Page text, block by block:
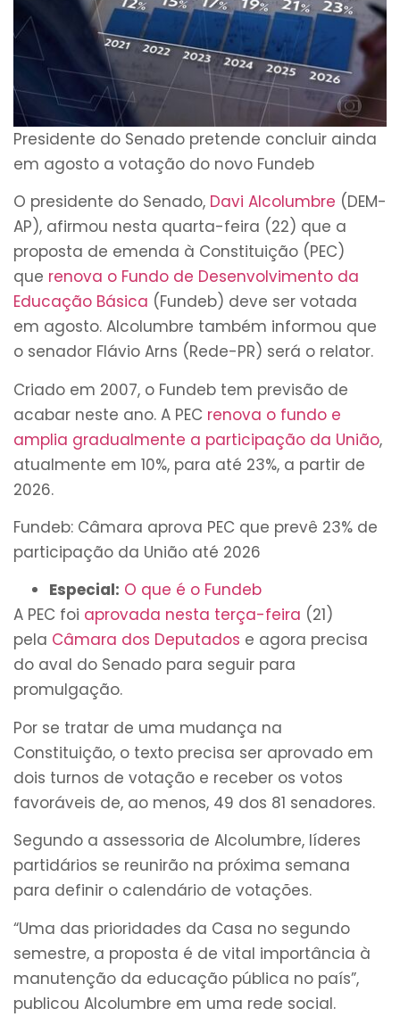
Presidente do Senado pretende concluir ainda
em agosto a votação do novo Fundeb
O presidente do Senado, Davi Alcolumbre (DEM-
AP), afirmou nesta quarta-feira (22) que a
proposta de emenda à Constituição (PEC)
que renova o Fundo de Desenvolvimento da
Educação Básica (Fundeb) deve ser votada
em agosto. Alcolumbre também informou que
o senador Flávio Arns (Rede-PR) será o relator.
Criado em 2007, o Fundeb tem previsão de
acabar neste ano. A PEC renova o fundo e
amplia gradualmente a participação da União,
atualmente em 10%, para até 23%, a partir de
2026.
Fundeb: Câmara aprova PEC que prevê 23% de
participação da União até 2026
Especial: O que é o Fundeb
A PEC foi aprovada nesta terça-feira (21)
pela Câmara dos Deputados e agora precisa
do aval do Senado para seguir para
promulgação.
Por se tratar de uma mudança na
Constituição, o texto precisa ser aprovado em
dois turnos de votação e receber os votos
favoráveis de, ao menos, 49 dos 81 senadores.
Segundo a assessoria de Alcolumbre, líderes
partidários se reunirão na próxima semana
para definir o calendário de votações.
“Uma das prioridades da Casa no segundo
semestre, a proposta é de vital importância à
manutenção da educação pública no país”,
publicou Alcolumbre em uma rede social.